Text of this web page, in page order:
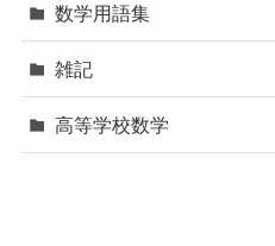
数学用語集
雑記
高等学校数学